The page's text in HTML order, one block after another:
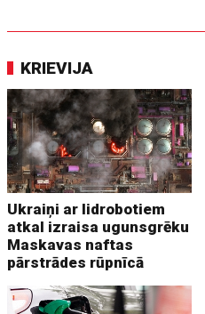
KRIEVIJA
Ukraiņi ar lidrobotiem
atkal izraisa ugunsgrēku
Maskavas naftas
pārstrādes rūpnīcā